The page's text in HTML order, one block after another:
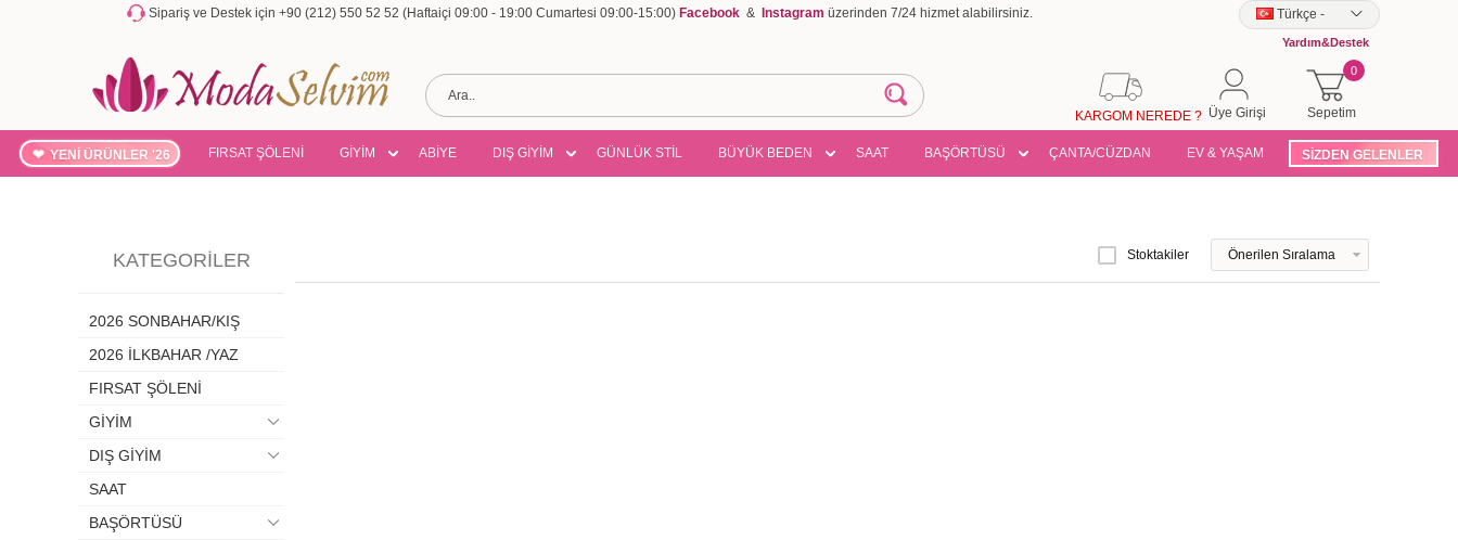
Sipariş ve Destek için +90 (212) 550 52 52 (Haftaiçi 09:00 - 19:00 Cumartesi 09:00-15:00) Facebook & Instagram üzerinden 7/24 hizmet alabilirsiniz. Türkçe -
Yardım&Destek
Sepetim
0
Üye Girişi
KARGOM NEREDE ?
YENİ ÜRÜNLER '26 FIRSAT ŞÖLENİ GİYİM ABİYE DIŞ GİYİM GÜNLÜK STİL BÜYÜK BEDEN SAAT BAŞÖRTÜSÜ ÇANTA/CÜZDAN EV & YAŞAM SİZDEN GELENLER
KATEGORILER
2026 SONBAHAR/KIŞ
2026 İLKBAHAR /YAZ
FIRSAT ŞÖLENİ
GİYİM
DIŞ GİYİM
SAAT
BAŞÖRTÜSÜ
Stoktakiler